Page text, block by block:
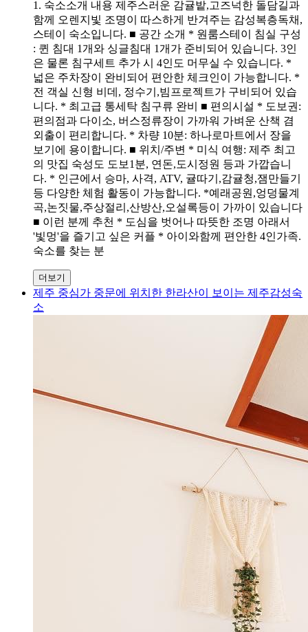
1. 숙소소개 내용 제주스러운 감귤밭,고즈넉한 돌담길과
함께 오렌지빛 조명이 따스하게 반겨주는 감성복층독채,
스테이 숙소입니다. ■ 공간 소개 * 원룸스테이 침실 구성
: 퀸 침대 1개와 싱글침대 1개가 준비되어 있습니다. 3인
은 물론 침구세트 추가 시 4인도 머무실 수 있습니다. *
넓은 주차장이 완비되어 편안한 체크인이 가능합니다. *
전 객실 신형 비데, 정수기,빔프로젝트가 구비되어 있습
니다. * 최고급 통세탁 침구류 완비 ■ 편의시설 * 도보권:
편의점과 다이소, 버스정류장이 가까워 가벼운 산책 겸
외출이 편리합니다. * 차량 10분: 하나로마트에서 장을
보기에 용이합니다. ■ 위치/주변 * 미식 여행: 제주 최고
의 맛집 숙성도 도보1분, 연돈,도시정원 등과 가깝습니
다. * 인근에서 승마, 사격, ATV, 귤따기,감귤청,잼만들기
등 다양한 체험 활동이 가능합니다. *예래공원,엉덩물계
곡,논짓물,주상절리,산방산,오설록등이 가까이 있습니다
■ 이런 분께 추천 * 도심을 벗어나 따뜻한 조명 아래서
'빛멍'을 즐기고 싶은 커플 * 아이와함께 편안한 4인가족.
숙소를 찾는 분
더보기
제주 중심가 중문에 위치한 한라산이 보이는 제주감성숙
소